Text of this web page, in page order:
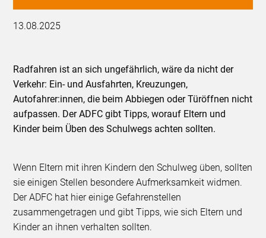
13.08.2025
Radfahren ist an sich ungefährlich, wäre da nicht der
Verkehr: Ein- und Ausfahrten, Kreuzungen,
Autofahrer:innen, die beim Abbiegen oder Türöffnen nicht
aufpassen. Der ADFC gibt Tipps, worauf Eltern und
Kinder beim Üben des Schulwegs achten sollten.
Wenn Eltern mit ihren Kindern den Schulweg üben, sollten
sie einigen Stellen besondere Aufmerksamkeit widmen.
Der ADFC hat hier einige Gefahrenstellen
zusammengetragen und gibt Tipps, wie sich Eltern und
Kinder an ihnen verhalten sollten.